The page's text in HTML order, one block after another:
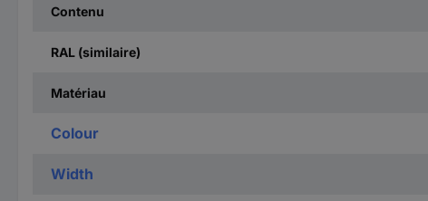
Contenu
RAL (similaire)
Matériau
Colour
Width